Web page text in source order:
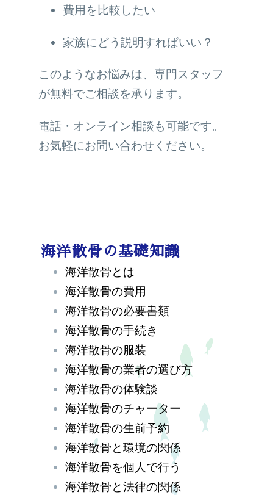
費用を比較したい
家族にどう説明すればいい？
このようなお悩みは、専門スタッフ
が無料でご相談を承ります。
電話・オンライン相談も可能です。
お気軽にお問い合わせください。
海洋散骨の基礎知識
海洋散骨とは
海洋散骨の費用
海洋散骨の必要書類
海洋散骨の手続き
海洋散骨の服装
海洋散骨の業者の選び方
海洋散骨の体験談
海洋散骨のチャーター
海洋散骨の生前予約
海洋散骨と環境の関係
海洋散骨を個人で行う
海洋散骨と法律の関係